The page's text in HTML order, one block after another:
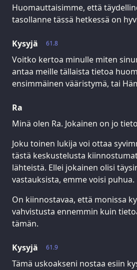
Huomauttaisimme, että
tasollanne tässä hetkessä on
61.8
Kysyjä
Voitko kertoa minulle miten
antaa meille tällaista tietoa
ensimmäinen vääristymä, tai
Ra
Minä olen Ra. Jokainen on jo
Joku toinen lukija voi ottaa
tästä keskustelusta
lähteistä. Ellei jokainen olisi
vastauksista, emme voisi puhua.
On kiinnostavaa, että monissa
vahvistusta ennemmin kuin
tämän.
61.9
Kysyjä
Tämä uskoakseni nostaa esiin